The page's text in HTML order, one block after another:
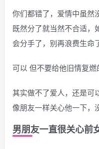
你们都错了，爱情中虽然
既然分了就当然不合适，
会分手了，别再浪费生命
可以 但不要给他旧情复燃
其实做不了爱人，还是可
像朋友一样关心他一下，
男朋友一直很关心前